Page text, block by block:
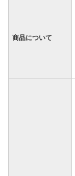
商品について